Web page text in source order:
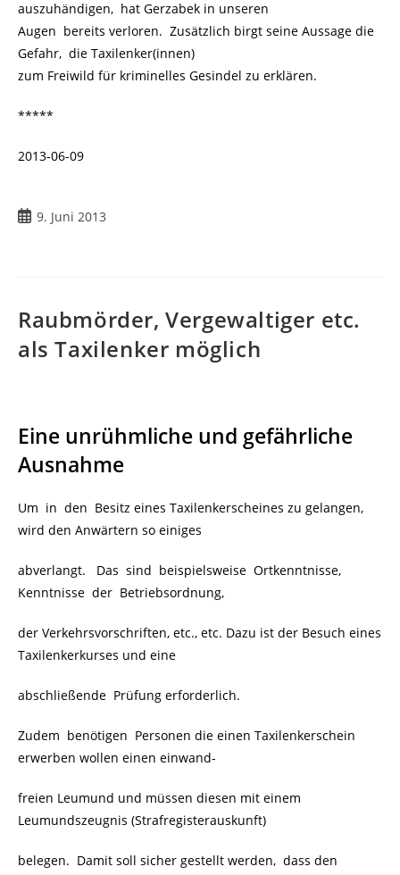
auszuhändigen, hat Gerzabek in unseren
Augen bereits verloren. Zusätzlich birgt seine Aussage die
Gefahr, die Taxilenker(innen)
zum Freiwild für kriminelles Gesindel zu erklären.
*****
2013-06-09
9. Juni 2013
Raubmörder, Vergewaltiger etc.
als Taxilenker möglich
Eine unrühmliche und gefährliche
Ausnahme
Um in den Besitz eines Taxilenkerscheines zu gelangen,
wird den Anwärtern so einiges
abverlangt. Das sind beispielsweise Ortkenntnisse,
Kenntnisse der Betriebsordnung,
der Verkehrsvorschriften, etc., etc. Dazu ist der Besuch eines
Taxilenkerkurses und eine
abschließende Prüfung erforderlich.
Zudem benötigen Personen die einen Taxilenkerschein
erwerben wollen einen einwand-
freien Leumund und müssen diesen mit einem
Leumundszeugnis (Strafregisterauskunft)
belegen. Damit soll sicher gestellt werden, dass den